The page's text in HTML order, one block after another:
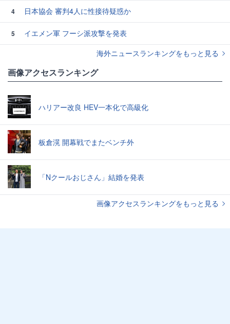
4 日本協会 審判4人に性接待疑惑か
5
イエメン軍 フーシ派攻撃を発表
海外ニュースランキングをもっと見る
画像アクセスランキング
ハリアー改良 HEV一本化で高級化
板倉滉 開幕戦でまたベンチ外
「Nクールおじさん」結婚を発表
画像アクセスランキングをもっと見る